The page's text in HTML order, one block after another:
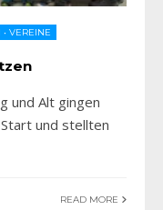
• VEREINE
und Alt gingen
und stellten
READ MORE